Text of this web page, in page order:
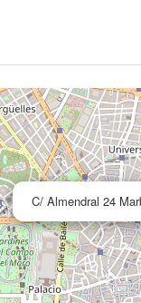
C/ Almendral 24